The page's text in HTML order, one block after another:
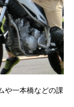
や一本橋などの課